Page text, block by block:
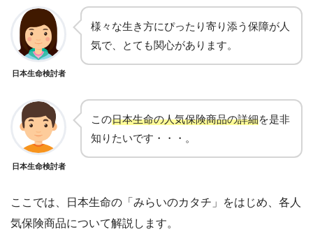
日本生命検討者
様々な生き方にぴったり寄り添う保障が人
気で、とても関心があります。
日本生命検討者
この日本生命の人気保険商品の詳細を是非
知りたいです・・・。
ここでは、
日本生命の「みらいのカタチ」をはじめ、各人
気保険商品について解説します。